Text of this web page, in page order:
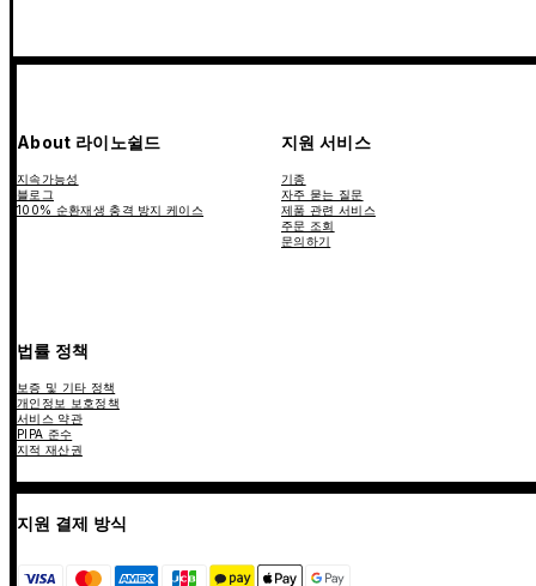
About 라이노쉴드
지속가능성
블로그
100% 순환재생 충격 방지 케이스
지원 서비스
기종
자주 묻는 질문
제품 관련 서비스
주문 조회
문의하기
법률 정책
보증 및 기타 정책
개인정보 보호정책
서비스 약관
PIPA 준수
지적 재산권
지원 결제 방식